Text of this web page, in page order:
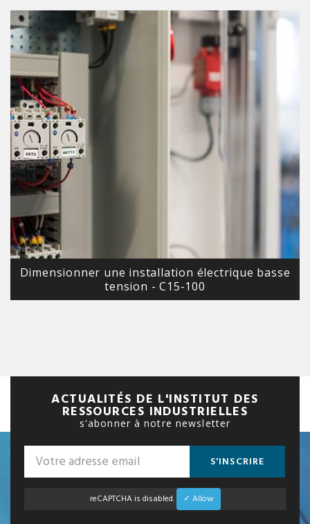
Dimensionner une installation électrique basse
tension - C15-100
ACTUALITÉS DE L'INSTITUT DES
RESSOURCES INDUSTRIELLES
s'abonner à notre newsletter
S'INSCRIRE
reCAPTCHA is disabled. ✓ Allow